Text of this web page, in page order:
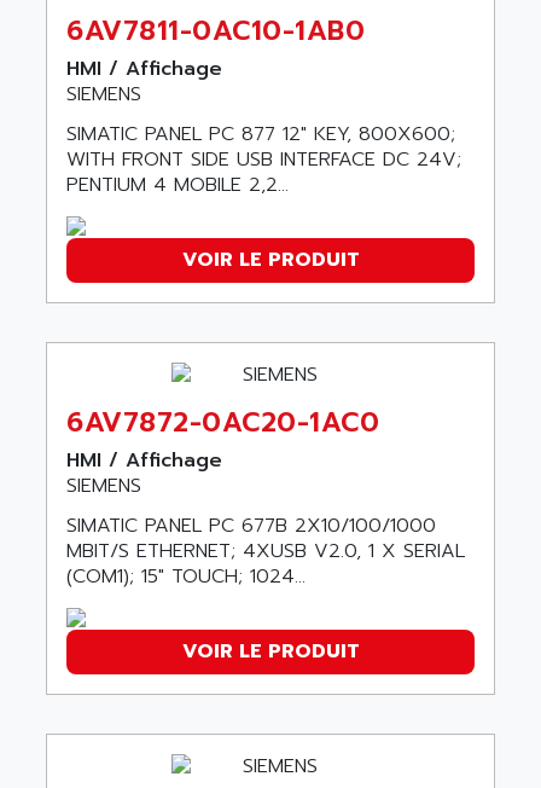
MENTOR 2
KRC1
MULTICONTROL
SYSDRIVE
ACI
760
TESYS
SYNCHRONOUS SERVO MOTOR
SIMOTICS S
Kinetix 6000
MELSEC
ADVANTYS STB
ND
SIMOVERT P
RTS
VPC
XBLC
2500M
2500
HARMONY XVBC
ARROW PNEUMATIC
ARSILICII
ARSOFT
ART
ARTECHE
ARTESYN EMBEDDED TECHNOLOGIES
ARX
AS INFO
ASAHI ENGINEERING
ASANTE
ASCO
6AV7811-0AC10-1AB0
HMI / Affichage
SIEMENS
SIMATIC PANEL PC 877 12" KEY, 800X600;
WITH FRONT SIDE USB INTERFACE DC 24V;
PENTIUM 4 MOBILE 2,2...
VOIR LE PRODUIT
6AV7872-0AC20-1AC0
HMI / Affichage
SIEMENS
SIMATIC PANEL PC 677B 2X10/100/1000
MBIT/S ETHERNET; 4XUSB V2.0, 1 X SERIAL
(COM1); 15" TOUCH; 1024...
VOIR LE PRODUIT